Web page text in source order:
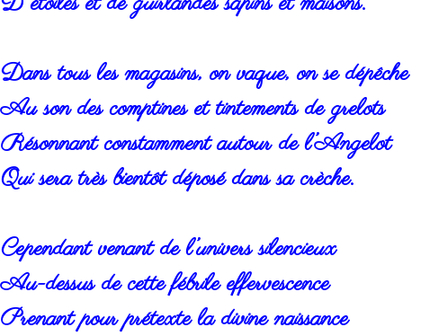
Dans tous les magasins, on vaque, on se dépêche
Au son des comptines et tintements de grelots
Résonnant constamment autour de l’Angelot
Qui sera très bientôt déposé dans sa crèche.
Cependant venant de l’univers silencieux
Au-dessus de cette fébrile effervescence
Prenant pour prétexte la divine naissance